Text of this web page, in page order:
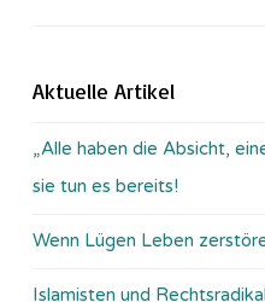
Aktuelle Artikel
„Alle haben die Absicht,
sie tun es bereits!
Wenn Lügen Leben
Islamisten und